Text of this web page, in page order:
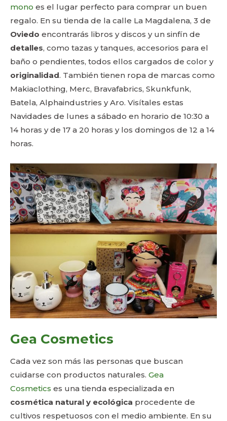
mono es el lugar perfecto para comprar un buen
regalo. En su tienda de la calle La Magdalena, 3 de
Oviedo encontrarás libros y discos y un sinfín de
detalles, como tazas y tanques, accesorios para el
baño o pendientes, todos ellos cargados de color y
originalidad. También tienen ropa de marcas como
Makiaclothing, Merc, Bravafabrics, Skunkfunk,
Batela, Alphaindustries y Aro. Visítales estas
Navidades de lunes a sábado en horario de 10:30 a
14 horas y de 17 a 20 horas y los domingos de 12 a 14
horas.
Gea Cosmetics
Cada vez son más las personas que buscan
cuidarse con productos naturales. Gea
Cosmetics es una tienda especializada en
cosmética natural y ecológica procedente de
cultivos respetuosos con el medio ambiente. En su